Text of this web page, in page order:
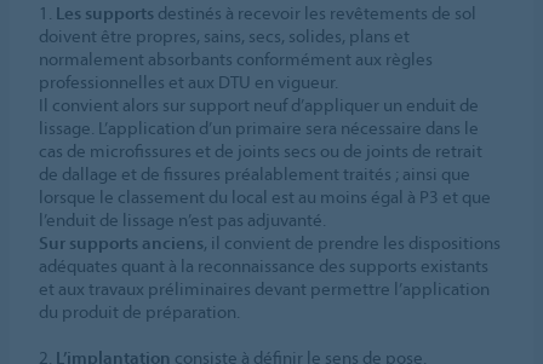
1. Les supports destinés à recevoir les revêtements de sol
doivent être propres, sains, secs, solides, plans et
normalement absorbants conformément aux règles
professionnelles et aux DTU en vigueur.
Il convient alors sur support neuf d’appliquer un enduit de
lissage. L’application d’un primaire sera nécessaire dans le
cas de microfissures et de joints secs ou de joints de retrait
de dallage et de fissures préalablement traités ; ainsi que
lorsque le classement du local est au moins égal à P3 et que
l’enduit de lissage n’est pas adjuvanté.
Sur supports anciens, il convient de prendre les dispositions
adéquates quant à la reconnaissance des supports existants
et aux travaux préliminaires devant permettre l’application
du produit de préparation.
2. L’implantation consiste à définir le sens de pose.